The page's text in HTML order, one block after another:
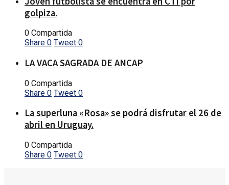
golpiza.
0 Compartida
Share 0 Tweet 0
LA VACA SAGRADA DE ANCAP
0 Compartida
Share 0 Tweet 0
La superluna «Rosa» se podrá disfrutar el 26 de
abril en Uruguay.
0 Compartida
Share 0 Tweet 0